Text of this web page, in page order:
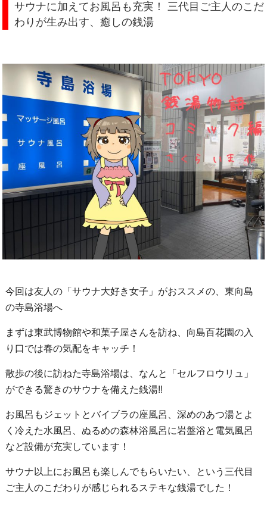
サウナに加えてお風呂も充実！ 三代目ご主人のこだ
わりが生み出す、癒しの銭湯
今回は友人の「サウナ大好き女子」がおススメの、東向島
の寺島浴場へ
まずは東武博物館や和菓子屋さんを訪ね、向島百花園の入
り口では春の気配をキャッチ！
散歩の後に訪ねた寺島浴場は、なんと「セルフロウリュ」
ができる驚きのサウナを備えた銭湯!!
お風呂もジェットとバイブラの座風呂、深めのあつ湯とよ
く冷えた水風呂、ぬるめの森林浴風呂に岩盤浴と電気風呂
など設備が充実しています！
サウナ以上にお風呂も楽しんでもらいたい、という三代目
ご主人のこだわりが感じられるステキな銭湯でした！